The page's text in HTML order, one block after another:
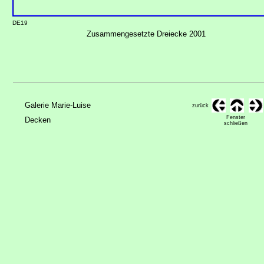
DE19
Zusammengesetzte Dreiecke 2001
Galerie Marie-Luise zurück
Decken
Fenster
schließen